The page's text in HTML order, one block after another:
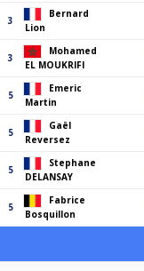
3
Bernard
Lion
3
Mohamed
EL MOUKRIFI
5
Emeric
Martin
5
Gaël
Reversez
5
Stephane
DELANSAY
5
Fabrice
Bosquillon